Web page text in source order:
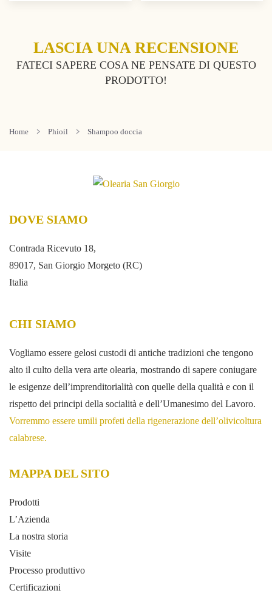
LASCIA UNA RECENSIONE
FATECI SAPERE COSA NE PENSATE DI QUESTO
PRODOTTO!
Home Phioil Shampoo doccia
DOVE SIAMO
Contrada Ricevuto 18,
89017, San Giorgio Morgeto (RC)
Italia
CHI SIAMO
Vogliamo essere gelosi custodi di antiche tradizioni che tengono
alto il culto della vera arte olearia, mostrando di sapere coniugare
le esigenze dell’imprenditorialità con quelle della qualità e con il
rispetto dei principi della socialità e dell’Umanesimo del Lavoro.
Vorremmo essere umili profeti della rigenerazione dell’olivicoltura
calabrese.
MAPPA DEL SITO
Prodotti
L’Azienda
La nostra storia
Visite
Processo produttivo
Certificazioni